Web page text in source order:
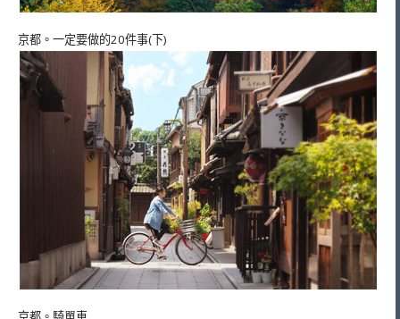
京都。一定要做的20件事(下)